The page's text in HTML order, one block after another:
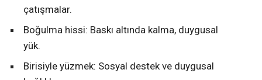
çatışmalar.
Boğulma hissi: Baskı altında kalma, duygusal
yük.
Birisiyle yüzmek: Sosyal destek ve duygusal